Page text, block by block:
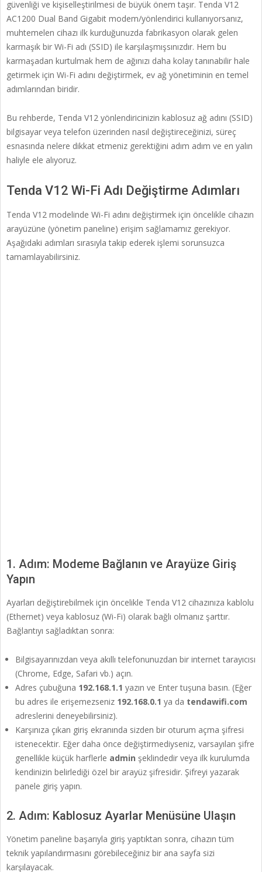
güvenliği ve kişiselleştirilmesi de büyük önem taşır. Tenda V12
AC1200 Dual Band Gigabit modem/yönlendirici kullanıyorsanız,
muhtemelen cihazı ilk kurduğunuzda fabrikasyon olarak gelen
karmaşık bir Wi-Fi adı (SSID) ile karşılaşmışsınızdır. Hem bu
karmaşadan kurtulmak hem de ağınızı daha kolay tanınabilir hale
getirmek için Wi-Fi adını değiştirmek, ev ağ yönetiminin en temel
adımlarından biridir.
Bu rehberde, Tenda V12 yönlendiricinizin kablosuz ağ adını (SSID)
bilgisayar veya telefon üzerinden nasıl değiştireceğinizi, süreç
esnasında nelere dikkat etmeniz gerektiğini adım adım ve en yalın
haliyle ele alıyoruz.
Tenda V12 Wi-Fi Adı Değiştirme Adımları
Tenda V12 modelinde Wi-Fi adını değiştirmek için öncelikle cihazın
arayüzüne (yönetim paneline) erişim sağlamamız gerekiyor.
Aşağıdaki adımları sırasıyla takip ederek işlemi sorunsuzca
tamamlayabilirsiniz.
1. Adım: Modeme Bağlanın ve Arayüze Giriş
Yapın
Ayarları değiştirebilmek için öncelikle Tenda V12 cihazınıza kablolu
(Ethernet) veya kablosuz (Wi-Fi) olarak bağlı olmanız şarttır.
Bağlantıyı sağladıktan sonra:
Bilgisayarınızdan veya akıllı telefonunuzdan bir internet tarayıcısı
(Chrome, Edge, Safari vb.) açın.
Adres çubuğuna 192.168.1.1 yazın ve Enter tuşuna basın. (Eğer
bu adres ile erişemezseniz 192.168.0.1 ya da tendawifi.com
adreslerini deneyebilirsiniz).
Karşınıza çıkan giriş ekranında sizden bir oturum açma şifresi
istenecektir. Eğer daha önce değiştirmediyseniz, varsayılan şifre
genellikle küçük harflerle admin şeklindedir veya ilk kurulumda
kendinizin belirlediği özel bir arayüz şifresidir. Şifreyi yazarak
panele giriş yapın.
2. Adım: Kablosuz Ayarlar Menüsüne Ulaşın
Yönetim paneline başarıyla giriş yaptıktan sonra, cihazın tüm
teknik yapılandırmasını görebileceğiniz bir ana sayfa sizi
karşılayacak.